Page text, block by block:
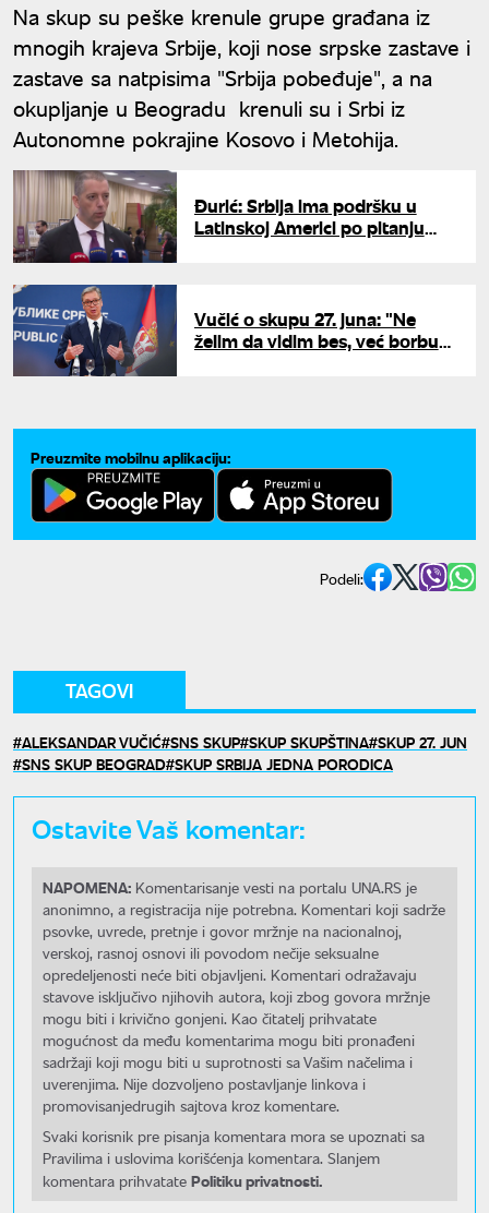
Na skup su peške krenule grupe građana iz
mnogih krajeva Srbije, koji nose srpske zastave i
zastave sa natpisima "Srbija pobeđuje", a na
okupljanje u Beogradu krenuli su i Srbi iz
Autonomne pokrajine Kosovo i Metohija.
Đurić: Srbija ima podršku u
Latinskoj Americi po pitanju
Vučić o skupu 27. juna: "Ne
želim da vidim bes, već borbu
Preuzmite mobilnu aplikaciju:
Podeli:
TAGOVI
ALEKSANDAR VUČIĆ SNS SKUP SKUP SKUPŠTINA SKUP 27. JUN
SNS SKUP BEOGRAD SKUP SRBIJA JEDNA PORODICA
Ostavite Vaš komentar:
NAPOMENA: Komentarisanje vesti na portalu UNA.RS je
anonimno, a registracija nije potrebna. Komentari koji sadrže
psovke, uvrede, pretnje i govor mržnje na nacionalnoj,
verskoj, rasnoj osnovi ili povodom nečije seksualne
opredeljenosti neće biti objavljeni. Komentari odražavaju
stavove isključivo njihovih autora, koji zbog govora mržnje
mogu biti i krivično gonjeni. Kao čitatelj prihvatate
mogućnost da među komentarima mogu biti pronađeni
sadržaji koji mogu biti u suprotnosti sa Vašim načelima i
uverenjima. Nije dozvoljeno postavljanje linkova i
promovisanjedrugih sajtova kroz komentare.
Svaki korisnik pre pisanja komentara mora se upoznati sa
Pravilima i uslovima korišćenja komentara. Slanjem
komentara prihvatate Politiku privatnosti.